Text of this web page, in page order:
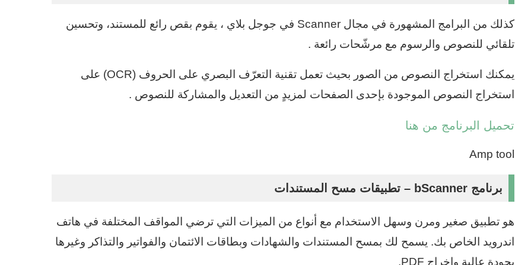
كذلك من البرامج المشهورة في مجال Scanner في جوجل بلاي ، يقوم بقص رائع للمستند، وتحسين
تلقائي للنصوص والرسوم مع مرشّحات رائعة .
يمكنك استخراج النصوص من الصور بحيث تعمل تقنية التعرّف البصري على الحروف (OCR) على
استخراج النصوص الموجودة بإحدى الصفحات لمزيدٍ من التعديل والمشاركة للنصوص .
تحميل البرنامج من هنا
Amp tool
برنامج bScanner – تطبيقات مسح المستندات
هو تطبيق صغير ومرن وسهل الاستخدام مع أنواع من الميزات التي ترضي المواقف المختلفة في هاتف
اندرويد الخاص بك. يسمح لك بمسح المستندات والشهادات وبطاقات الائتمان والفواتير والتذاكر وغيرها
بجودة عالية وإخراج PDF.